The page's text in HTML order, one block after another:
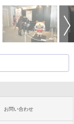
お問い合わせ